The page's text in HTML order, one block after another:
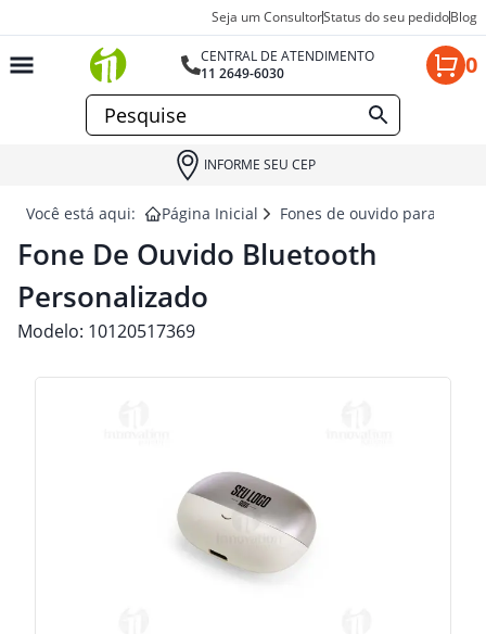
Seja um ConsultorStatus do seu pedidoBlog
CENTRAL DE ATENDIMENTO
11 2649-6030
0
INFORME SEU CEP
Você está aqui: Página Inicial Fones de ouvido para
Fone De Ouvido Bluetooth
Personalizado
Modelo: 10120517369